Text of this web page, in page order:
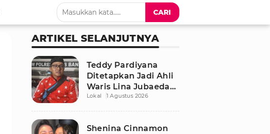
CARI
ARTIKEL SELANJUTNYA
Teddy Pardiyana
Ditetapkan Jadi Ahli
Waris Lina Jubaedah,
Begini Respon Sule
Lokal 1 Agustus 2026
Shenina Cinnamon